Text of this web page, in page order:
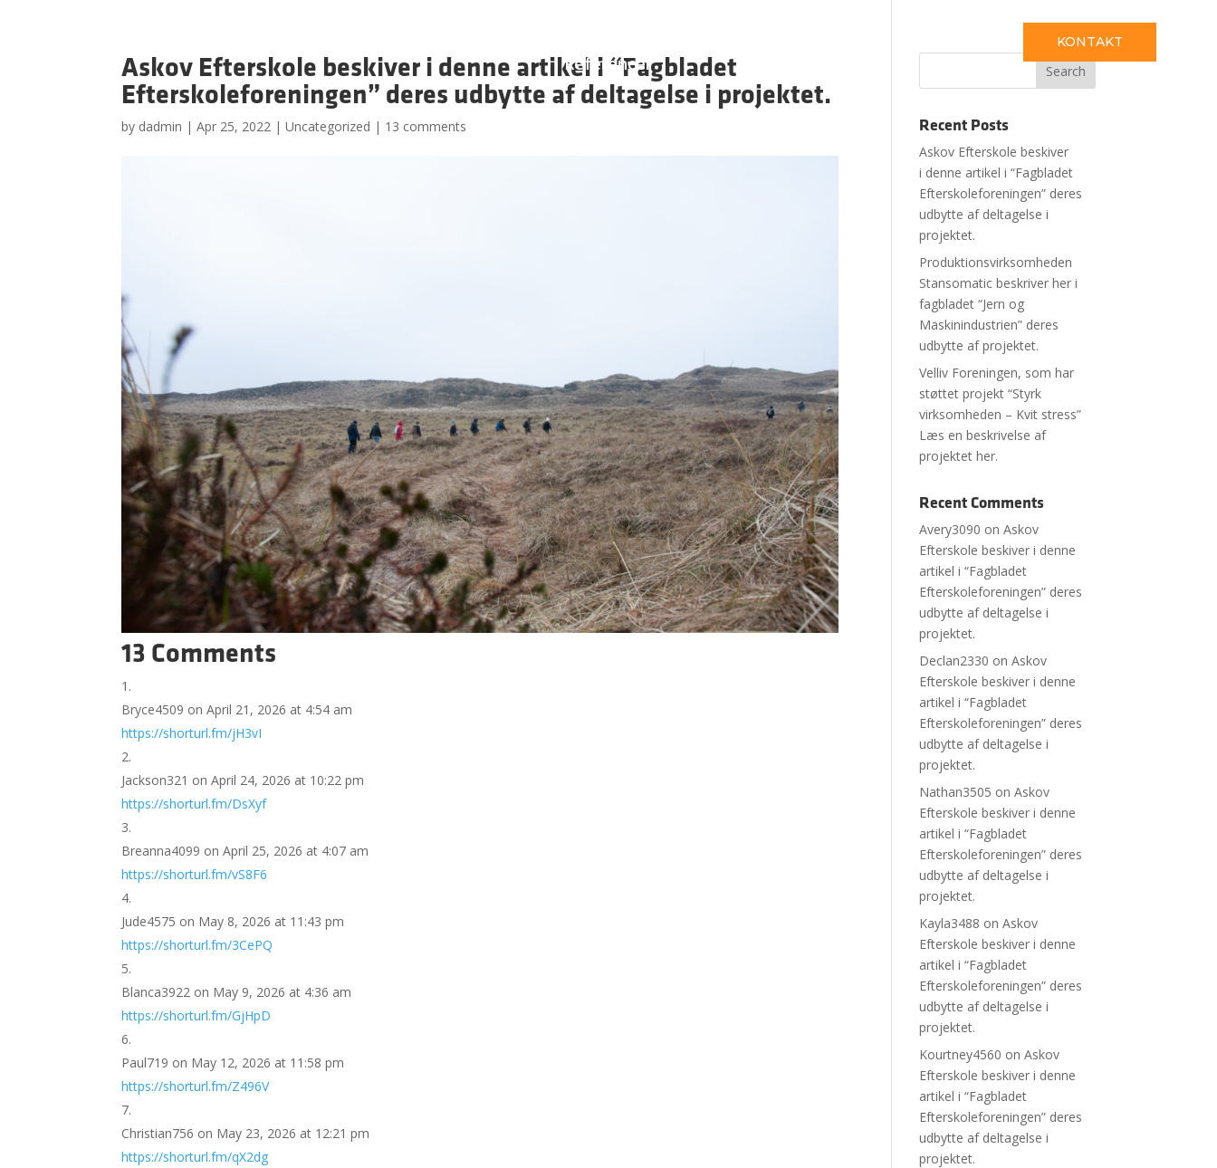
Referencer
KONTAKT
Askov Efterskole beskiver i denne artikel i “Fagbladet
Efterskoleforeningen” deres udbytte af deltagelse i projektet.
by dadmin |Apr 25, 2022 |Uncategorized | 13 comments
13 Comments
Bryce4509 on April 21, 2026 at 4:54 am
https://shorturl.fm/jH3vI
Jackson321 on April 24, 2026 at 10:22 pm
https://shorturl.fm/DsXyf
Breanna4099 on April 25, 2026 at 4:07 am
https://shorturl.fm/vS8F6
Jude4575 on May 8, 2026 at 11:43 pm
https://shorturl.fm/3CePQ
Blanca3922 on May 9, 2026 at 4:36 am
https://shorturl.fm/GjHpD
Paul719 on May 12, 2026 at 11:58 pm
https://shorturl.fm/Z496V
Christian756 on May 23, 2026 at 12:21 pm
https://shorturl.fm/qX2dg
Recent Posts
Askov Efterskole beskiver
i denne artikel i “Fagbladet
Efterskoleforeningen” deres
udbytte af deltagelse i
projektet.
Produktionsvirksomheden
Stansomatic beskriver her i
fagbladet “Jern og
Maskinindustrien” deres
udbytte af projektet.
Velliv Foreningen, som har
støttet projekt “Styrk
virksomheden – Kvit stress”
Læs en beskrivelse af
projektet her.
Recent Comments
Avery3090 onAskov
Efterskole beskiver i denne
artikel i “Fagbladet
Efterskoleforeningen” deres
udbytte af deltagelse i
projektet.
Declan2330 onAskov
Efterskole beskiver i denne
artikel i “Fagbladet
Efterskoleforeningen” deres
udbytte af deltagelse i
projektet.
Nathan3505 onAskov
Efterskole beskiver i denne
artikel i “Fagbladet
Efterskoleforeningen” deres
udbytte af deltagelse i
projektet.
Kayla3488 onAskov
Efterskole beskiver i denne
artikel i “Fagbladet
Efterskoleforeningen” deres
udbytte af deltagelse i
projektet.
Kourtney4560 onAskov
Efterskole beskiver i denne
artikel i “Fagbladet
Efterskoleforeningen” deres
udbytte af deltagelse i
projektet.